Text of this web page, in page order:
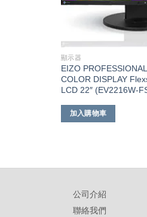
顯示器
EIZO PROFESSIONAL
COLOR DISPLAY
LCD 22″ (EV2216W-
加入購物車
公司介紹
聯絡我們